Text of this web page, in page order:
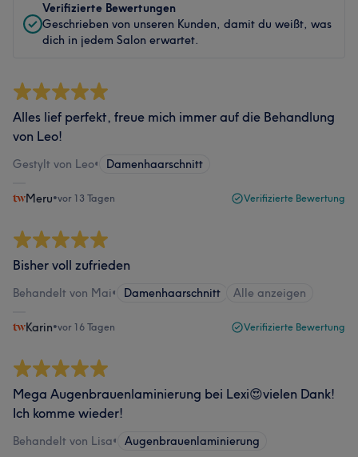
Verifizierte Bewertungen
Geschrieben von unseren Kunden, damit du weißt, was
dich in jedem Salon erwartet.
Alles lief perfekt, freue mich immer auf die Behandlung
von Leo!
Gestylt von Leo• Damenhaarschnitt
Meru•vor 13 Tagen Verifizierte Bewertung
Bisher voll zufrieden
Behandelt von Mai• Damenhaarschnitt Alle anzeigen
Karin•vor 16 Tagen Verifizierte Bewertung
Mega Augenbrauenlaminierung bei Lexi😍vielen Dank!
Ich komme wieder!
Behandelt von Lisa• Augenbrauenlaminierung